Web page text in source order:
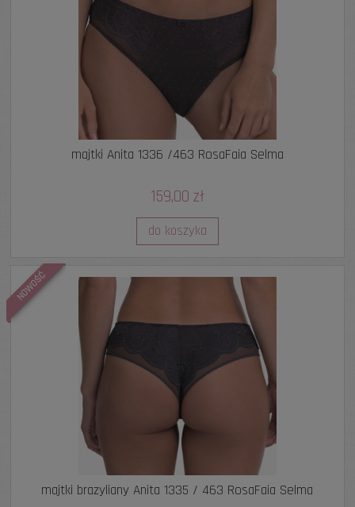
majtki Anita 1336 /463 RosaFaia Selma
159,00 zł
do koszyka
majtki brazyliany Anita 1335 / 463 RosaFaia Selma
NOWOŚĆ